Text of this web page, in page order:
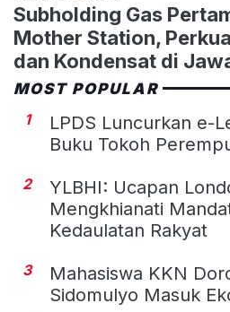
Subholding Gas
Mother Station,
dan Kondensat di
MOST POPULAR
1
LPDS Luncurkan e-
Buku Tokoh
2
YLBHI: Ucapan
Mengkhianati
Kedaulatan Rakyat
3
Mahasiswa KKN
Sidomulyo Masuk